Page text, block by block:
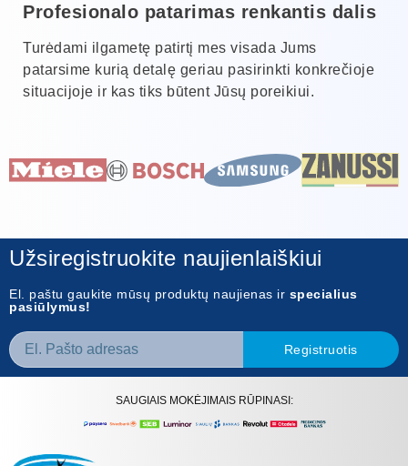
Profesionalo patarimas renkantis dalis
Turėdami ilgametę patirtį mes visada Jums
patarsime kurią detalę geriau pasirinkti konkrečioje
situacijoje ir kas tiks būtent Jūsų poreikiui.
Užsiregistruokite naujienlaiškiui
El. paštu gaukite mūsų produktų naujienas ir specialius
pasiūlymus!
Registruotis
SAUGIAIS MOKĖJIMAIS RŪPINASI: